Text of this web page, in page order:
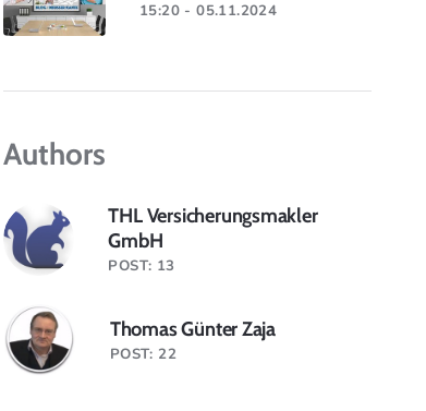
15:20 - 05.11.2024
Authors
THL Versicherungsmakler
GmbH
POST: 13
Thomas Günter Zaja
POST: 22